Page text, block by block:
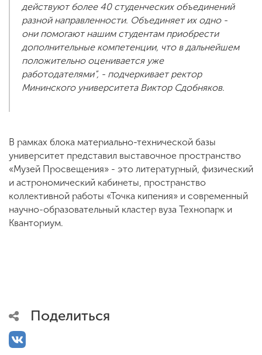
действуют более 40 студенческих объединений
разной направленности. Объединяет их одно -
они помогают нашим студентам приобрести
дополнительные компетенции, что в дальнейшем
положительно оценивается уже
работодателями”, - подчеркивает ректор
Мининского университета Виктор Сдобняков.
В рамках блока материально-технической базы
университет представил выставочное пространство
«Музей Просвещения» - это литературный, физический
и астрономический кабинеты, пространство
коллективной работы «Точка кипения» и современный
научно-образовательный кластер вуза Технопарк и
Кванториум.
Поделиться